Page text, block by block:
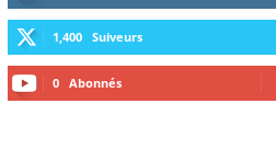
1,400 Suiveurs
0 Abonnés